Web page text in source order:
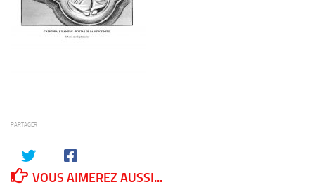
PARTAGER
VOUS AIMEREZ AUSSI...